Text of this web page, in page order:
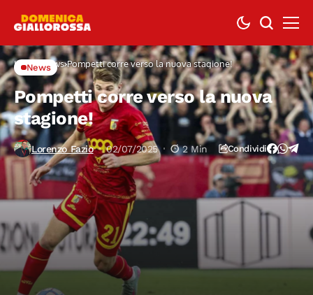
Home News Pompetti corre verso la nuova stagione!
News
Pompetti corre verso la nuova
stagione!
Lorenzo Fazio 02/07/2025 2 Min Condividi